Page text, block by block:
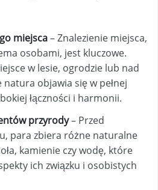
miejsca– Znalezienie miejsca,
osobami, jest kluczowe.
w lesie, ogrodzie lub nad
natura objawia się w pełnej
łączności i harmonii.
przyrody– Przed
para zbiera różne naturalne
kamienie czy wodę, które
ich związku i osobistych